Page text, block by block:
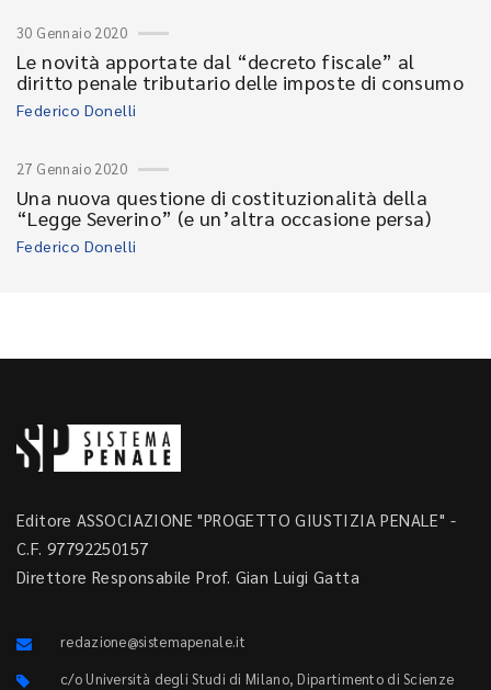
30 Gennaio 2020
Le novità apportate dal “decreto fiscale” al
diritto penale tributario delle imposte di consumo
Federico Donelli
27 Gennaio 2020
Una nuova questione di costituzionalità della
“Legge Severino” (e un’altra occasione persa)
Federico Donelli
Editore ASSOCIAZIONE "PROGETTO GIUSTIZIA PENALE" -
C.F. 97792250157
Direttore Responsabile Prof. Gian Luigi Gatta
redazione@sistemapenale.it
c/o Università degli Studi di Milano, Dipartimento di Scienze